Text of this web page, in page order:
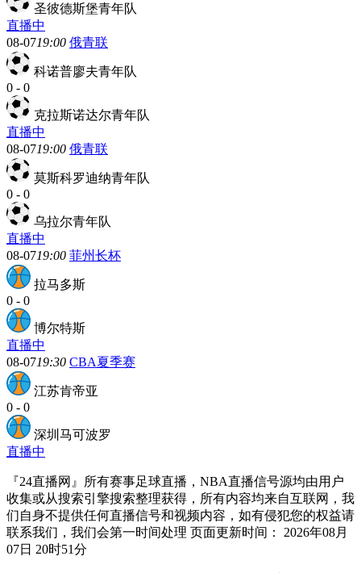
圣彼德斯堡青年队
直播中
08-0719:00 俄青联
科诺普廖夫青年队
0 - 0
克拉斯诺达尔青年队
直播中
08-0719:00 俄青联
莫斯科罗迪纳青年队
0 - 0
乌拉尔青年队
直播中
08-0719:00 菲州长杯
拉马多斯
0 - 0
博尔特斯
直播中
08-0719:30 CBA夏季赛
江苏肯帝亚
0 - 0
深圳马可波罗
直播中
『24直播网』所有赛事足球直播，NBA直播信号源均由用户
收集或从搜索引擎搜索整理获得，所有内容均来自互联网，我
们自身不提供任何直播信号和视频内容，如有侵犯您的权益请
联系我们，我们会第一时间处理 页面更新时间： 2026年08月
07日 20时51分